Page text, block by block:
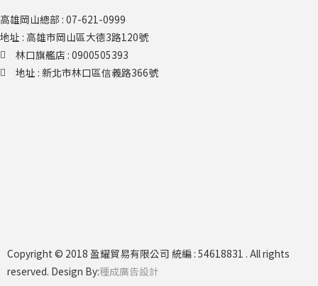
高雄岡山總部 : 07-621-0999
地址 : 高雄市岡山區大德3路120號
林口旗艦店​ : 0900505393
地址 : 新北市林口區信義路366號
Copyright © 2018 盈耀貿易有限公司 統編 : 54618831 . All rights
reserved. Design By:種成廣告設計